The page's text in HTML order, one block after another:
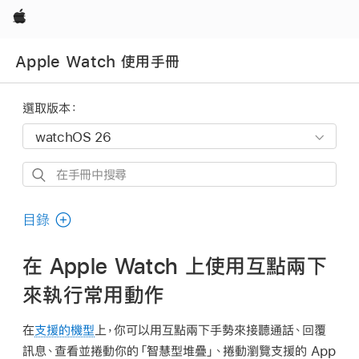
Apple
Apple Watch 使用手冊
選取版本：
在
冊
搜
尋
目錄
在 Apple Watch 上使用互點兩下
來執行常用動作
在支援的機型 上，你可以用互點兩下手勢來接聽通話、回覆
訊息、查看並捲動你的「智慧型堆疊」、捲動瀏覽支援的 App